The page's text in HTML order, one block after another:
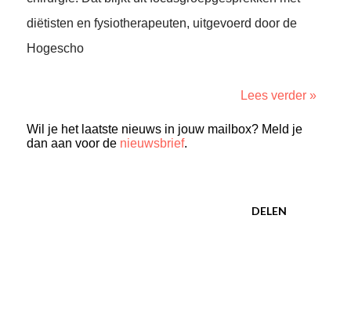
diëtisten en fysiotherapeuten, uitgevoerd door de
Hogescho
Lees verder »
Wil je het laatste nieuws in jouw mailbox? Meld je
dan aan voor de nieuwsbrief.
DELEN